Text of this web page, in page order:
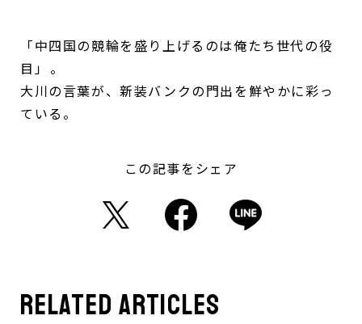
「中四国の競輪を盛り上げるのは俺たち世代の役
目」――。
大川の言葉が、新装バンクの門出を鮮やかに彩っ
ている。
この記事をシェア
related articles